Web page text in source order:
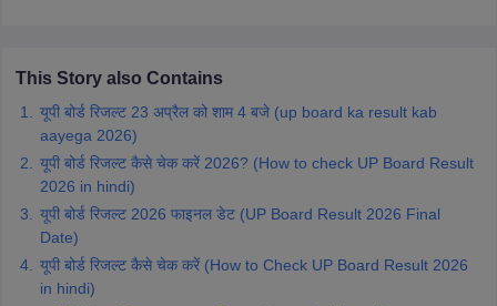
This Story also Contains
यूपी बोर्ड रिजल्ट 23 अप्रैल को शाम 4 बजे (up board ka result kab
aayega 2026)
यूपी बोर्ड रिजल्ट कैसे चेक करें 2026? (How to check UP Board Result
2026 in hindi)
यूपी बोर्ड रिजल्ट 2026 फाइनल डेट (UP Board Result 2026 Final
Date)
यूपी बोर्ड रिजल्ट कैसे चेक करें (How to Check UP Board Result 2026
in hindi)